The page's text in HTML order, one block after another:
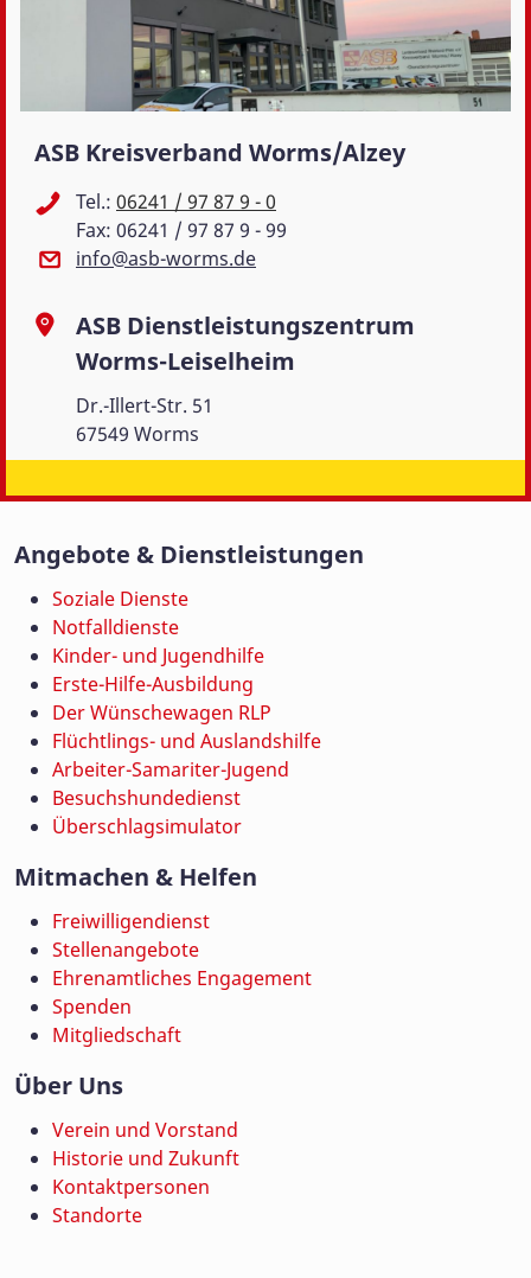
ASB Kreisverband Worms/Alzey
Tel.: 06241 / 97 87 9 - 0
Fax: 06241 / 97 87 9 - 99
info@asb-worms.de
ASB Dienstleistungszentrum
Worms-Leiselheim
Dr.-Illert-Str. 51
67549 Worms
Angebote & Dienstleistungen
Soziale Dienste
Notfalldienste
Kinder- und Jugendhilfe
Erste-Hilfe-Ausbildung
Der Wünschewagen RLP
Flüchtlings- und Auslandshilfe
Arbeiter-Samariter-Jugend
Besuchshundedienst
Überschlagsimulator
Mitmachen & Helfen
Freiwilligendienst
Stellenangebote
Ehrenamtliches Engagement
Spenden
Mitgliedschaft
Über Uns
Verein und Vorstand
Historie und Zukunft
Kontaktpersonen
Standorte